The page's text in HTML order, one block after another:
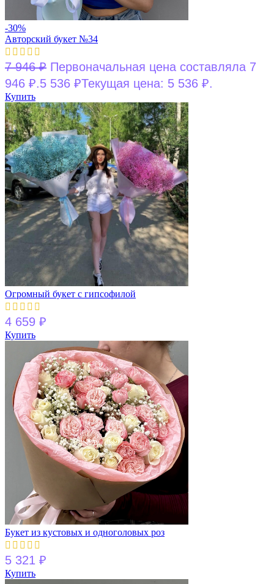
-30%
Авторский букет №34
7 946₽ Первоначальная цена составляла 7
946 ₽.5 536 ₽Текущая цена: 5 536 ₽.
Купить
Огромный букет с гипсофилой
4 659 ₽
Купить
Букет из кустовых и одноголовых роз
5 321 ₽
Купить